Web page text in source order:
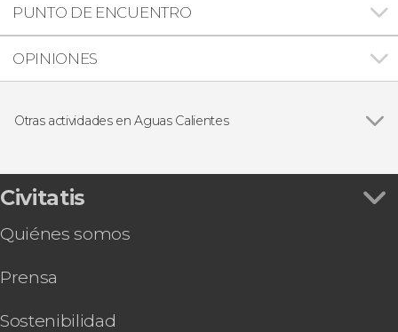
PUNTO DE ENCUENTRO
OPINIONES
Otras actividades en Aguas Calientes
Tour privado por Machu Picchu
Tren de lujo a Cusco
Civitatis
Quiénes somos
Prensa
Sostenibilidad